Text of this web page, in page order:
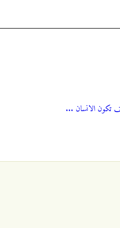
تكون الانسان ...